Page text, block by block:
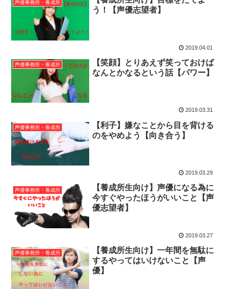
声優事務所・養成所
う！【声優志望者】
2019.04.01
声優事務所・養成所
【笑顔】とりあえず笑っておけば
なんとかなるという話【パワー】
2019.03.31
声優事務所・養成所
【利子】嫌なことから目を背ける
のをやめよう【向き合う】
2019.03.29
声優事務所・養成所
【養成所生向け】声優になる為に
今すぐやったほうがいいこと【声
優志望者】
2019.03.27
声優事務所・養成所
【養成所生向け】一年間を無駄に
するやってはいけないこと【声
優】